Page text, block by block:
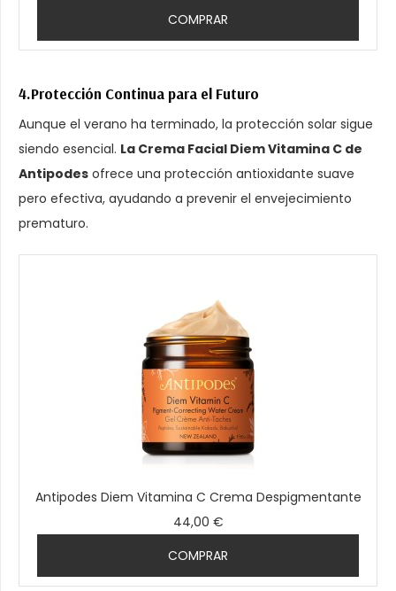
COMPRAR
4.Protección Continua para el Futuro
Aunque el verano ha terminado, la protección solar sigue
siendo esencial. La Crema Facial Diem Vitamina C de
Antipodes ofrece una protección antioxidante suave
pero efectiva, ayudando a prevenir el envejecimiento
prematuro.
Antipodes Diem Vitamina C Crema Despigmentante
44,00 €
COMPRAR